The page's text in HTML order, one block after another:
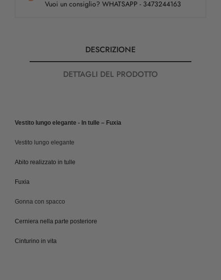
Vuoi un consiglio? WHATSAPP - 3473244163
DESCRIZIONE
DETTAGLI DEL PRODOTTO
Vestito lungo elegante - In tulle – Fuxia
Vestito lungo elegante
Abito realizzato in tulle
Fuxia
Gonna con spacco
Cerniera nella parte posteriore
Cinturino in vita